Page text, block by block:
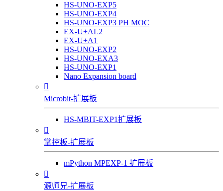
HS-UNO-EXP5
HS-UNO-EXP4
HS-UNO-EXP3 PH MOC
EX-U+AL2
EX-U+A1
HS-UNO-EXP2
HS-UNO-EXA3
HS-UNO-EXP1
Nano Expansion board

Microbit-扩展板
HS-MBIT-EXP1扩展板

掌控板-扩展板
mPython MPEXP-1 扩展板

源师兄-扩展板